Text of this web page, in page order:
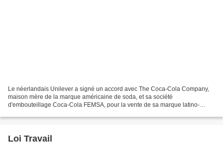
Le néerlandais Unilever a signé un accord avec The Coca-Cola Company,
maison mère de la marque américaine de soda, et sa société
d'embouteillage Coca-Cola FEMSA, pour la vente de sa marque latino-
Loi Travail